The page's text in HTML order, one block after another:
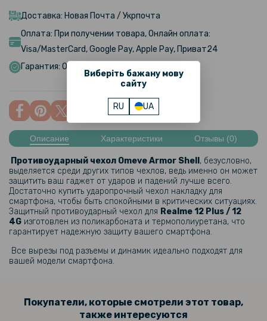
Виберіть бажану мову
сайту
RU UA
152 грн
179 грн
Закаленное защитное стекло Full Screen Tempered Glass для
110 грн
129 грн
Защитное стекло на заднюю камеру для Realme 12 Plus / 12 4G
129 грн
199 грн
Чехол-накладка Polished Carbon для Samsung Galaxy A04
169 грн
199 грн
Доставка: Новая Почта / Укрпочта
Оплата: При получении товара, Онлайн оплата:
Visa/MasterCard, Google Pay, Apple Pay, Приват24
Гарантия: Обмен/Возврат в течении 14 дней
Описание Характеристики Отзывы (0)
Противоударный чехол Omeve Armor Shell , безусловно,
выделяется среди других типов чехлов, ведь именно он может
защитить ваш гаджет от ударов и падений лучше всего.
Достаточно купить ударопрочный чехол накладку для
смартфона, чтобы быть спокойными в критических ситуациях.
Защитный противоударный чехол для Realme 12 Plus / 12
4G изготовлен из поликарбоната и термополиуретана, что
гарантирует надежную защиту вашего смартфона.
Все вырезы под разъемы и динамик идеально подходят для
вашей модели смартфона.
Покупатели, которые смотрели этот товар,
также интересуются